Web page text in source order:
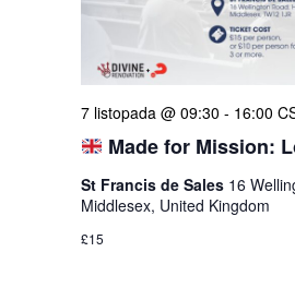
Made for Mission:
7 listopada @ 09:30 - 16:00
St Francis de Sales 16
Middlesex, United Kingdom
£15